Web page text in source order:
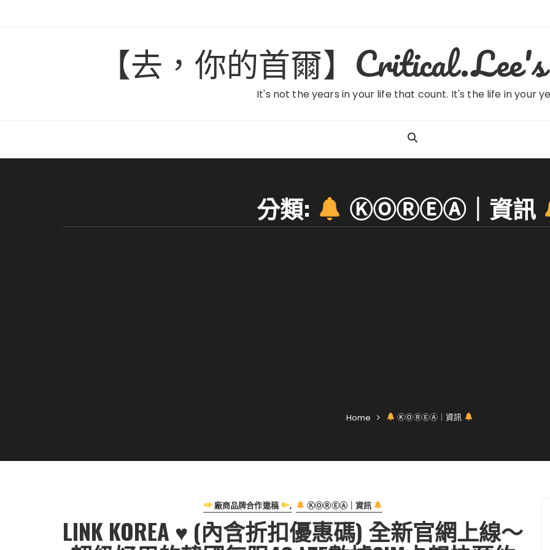
【去，你的首爾】
It's not the years in your life that count. It's the life in your
分類: ⓀⓄⓇⒺⒶ｜資訊
Home ⓀⓄⓇⒺⒶ｜資訊
廠商品牌合作邀稿 ⓀⓄⓇⒺⒶ｜資訊
LINK KOREA ♥ (內含折扣優惠碼) 全新官網上線～